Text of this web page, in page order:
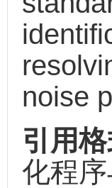
noise
引用格
化程